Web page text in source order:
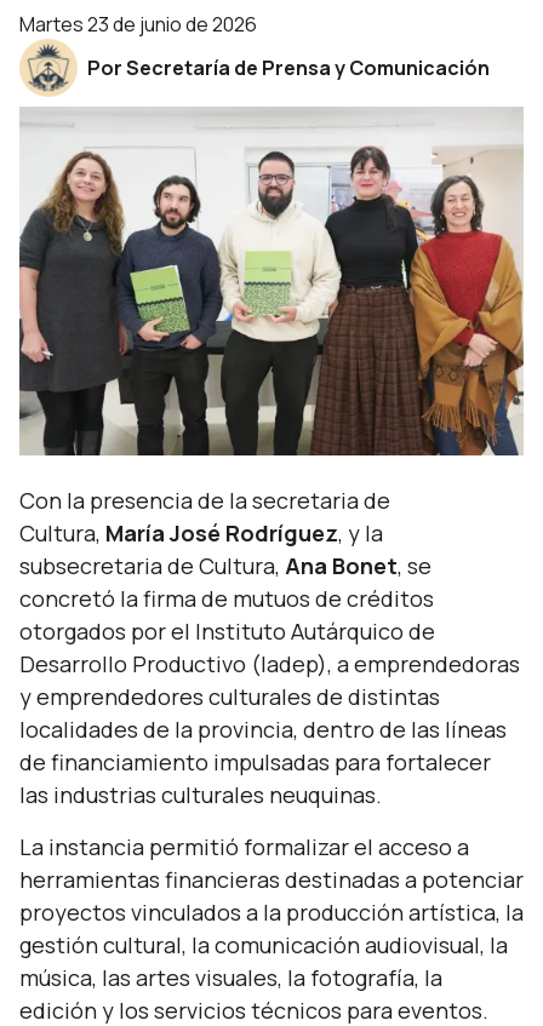
martes 23 de junio de 2026
Por Secretaría de Prensa y Comunicación
Con la presencia de la secretaria de
Cultura, María José Rodríguez, y la
subsecretaria de Cultura, Ana Bonet, se
concretó la firma de mutuos de créditos
otorgados por el Instituto Autárquico de
Desarrollo Productivo (Iadep), a emprendedoras
y emprendedores culturales de distintas
localidades de la provincia, dentro de las líneas
de financiamiento impulsadas para fortalecer
las industrias culturales neuquinas.
La instancia permitió formalizar el acceso a
herramientas financieras destinadas a potenciar
proyectos vinculados a la producción artística, la
gestión cultural, la comunicación audiovisual, la
música, las artes visuales, la fotografía, la
edición y los servicios técnicos para eventos.